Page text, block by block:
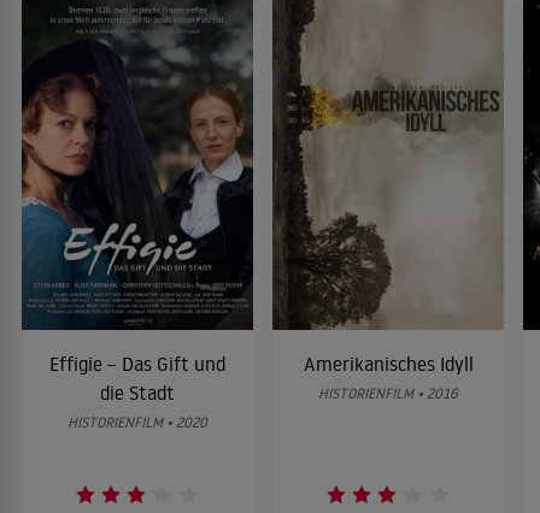
Effigie – Das Gift und
die Stadt
HISTORIENFILM • 2020
Amerikanisches Idyll
HISTORIENFILM • 2016